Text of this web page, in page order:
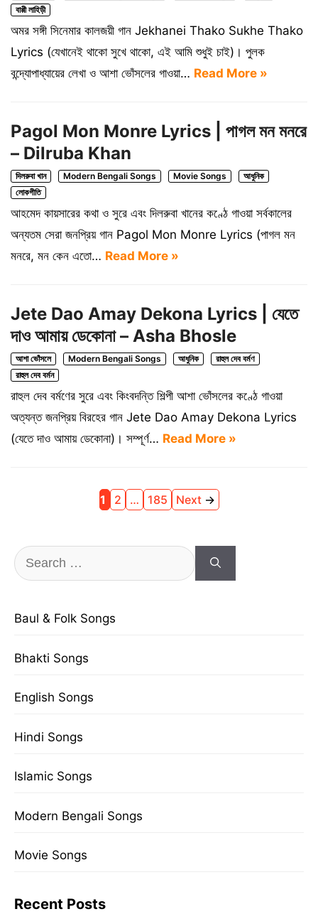
বাপ্পী লাহিড়ী
অমর সঙ্গী সিনেমার কালজয়ী গান Jekhanei Thako Sukhe Thako
Lyrics (যেখানেই থাকো সুখে থাকো, এই আমি শুধুই চাই)। পুলক
বন্দ্যোপাধ্যায়ের লেখা ও আশা ভোঁসলের গাওয়া… Read More »
Pagol Mon Monre Lyrics | পাগল মন মনরে
– Dilruba Khan
দিলরুবা খান Modern Bengali Songs Movie Songs
আধুনিক
লোকগীতি
আহমেদ কায়সারের কথা ও সুরে এবং দিলরুবা খানের কণ্ঠে গাওয়া সর্বকালের
অন্যতম সেরা জনপ্রিয় গান Pagol Mon Monre Lyrics (পাগল মন
মনরে, মন কেন এতো… Read More »
Jete Dao Amay Dekona Lyrics | যেতে
দাও আমায় ডেকোনা – Asha Bhosle
আশা ভোঁসলে Modern Bengali Songs আধুনিক
রাহুল দেব বর্মণ
রাহুল দেব বর্মন
রাহুল দেব বর্মণের সুরে এবং কিংবদন্তি শিল্পী আশা ভোঁসলের কণ্ঠে গাওয়া
অত্যন্ত জনপ্রিয় বিরহের গান Jete Dao Amay Dekona Lyrics
(যেতে দাও আমায় ডেকোনা)। সম্পূর্ণ… Read More »
Page
1 Page
2 … Page
185 Next →
Search
for:
Baul & Folk Songs
Bhakti Songs
English Songs
Hindi Songs
Islamic Songs
Modern Bengali Songs
Movie Songs
Recent Posts